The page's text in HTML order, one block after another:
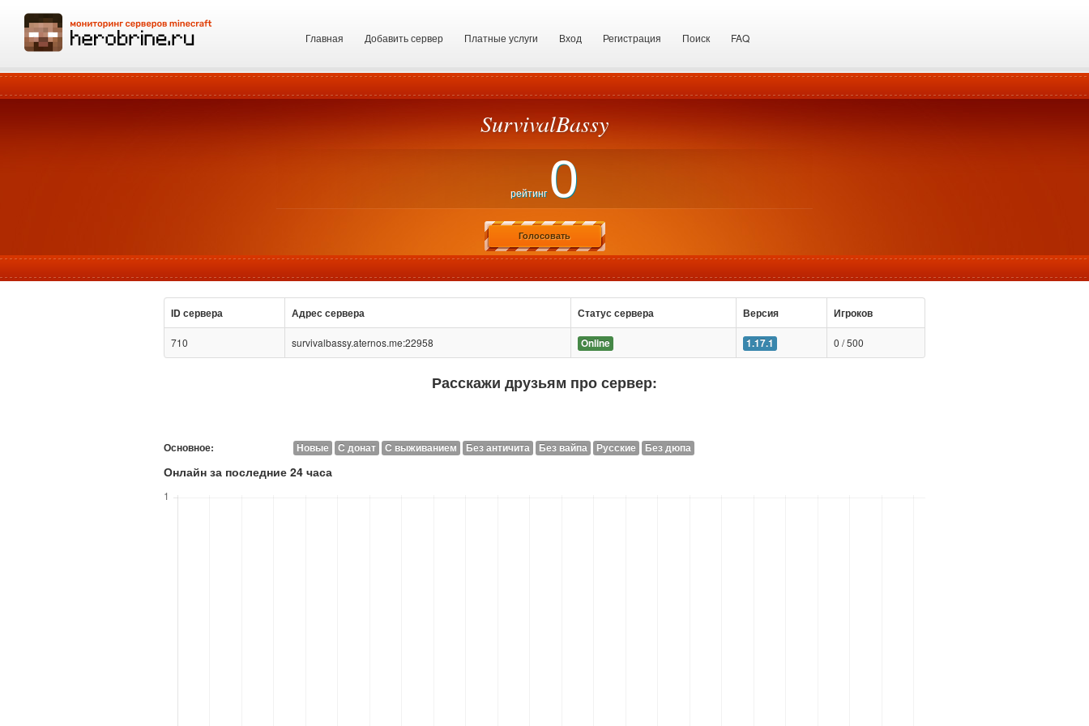
Главная Добавить сервер Платные услуги Вход Регистрация Поиск FAQ
SurvivalBassy
рейтинг 0
Голосовать
ID сервера Адрес сервера Статус сервера Версия Игроков
710 survivalbassy.aternos.me:22958 Online 1.17.1 0 / 500
Расскажи друзьям про сервер:
Основное: Новые С донат С выживанием Без античита Без вайпа Русские Без дюпа
Онлайн за последние 24 часа